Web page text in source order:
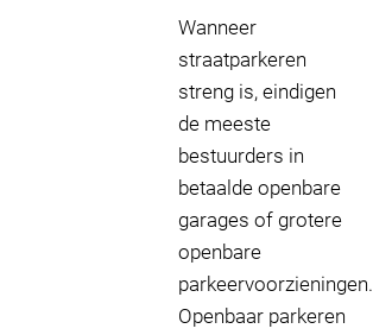
Wanneer
straatparkeren
streng is, eindigen
de meeste
bestuurders in
betaalde openbare
garages of grotere
openbare
parkeervoorzieningen.
Openbaar parkeren